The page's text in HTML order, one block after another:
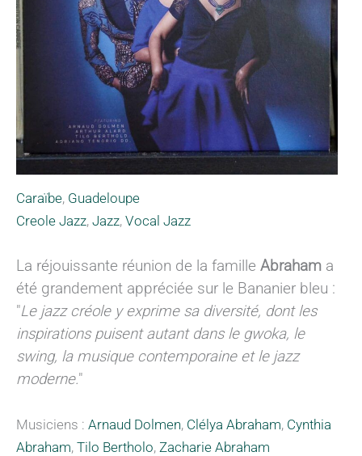
Caraïbe, Guadeloupe
Creole Jazz, Jazz, Vocal Jazz
La réjouissante réunion de la famille Abraham a
été grandement appréciée sur le Bananier bleu :
"Le jazz créole y exprime sa diversité, dont les
inspirations puisent autant dans le gwoka, le
swing, la musique contemporaine et le jazz
moderne."
Musiciens : Arnaud Dolmen, Clélya Abraham, Cynthia
Abraham, Tilo Bertholo, Zacharie Abraham